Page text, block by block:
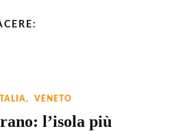
ITALIA VENETO
l’isola più